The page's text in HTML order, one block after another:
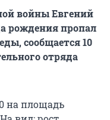
войны Евгений
рождения пропал
сообщается 10
отряда
на площадь